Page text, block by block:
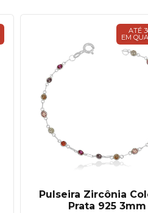
ATÉ
EM
Pulseira Zircônia
Prata 925 3mm